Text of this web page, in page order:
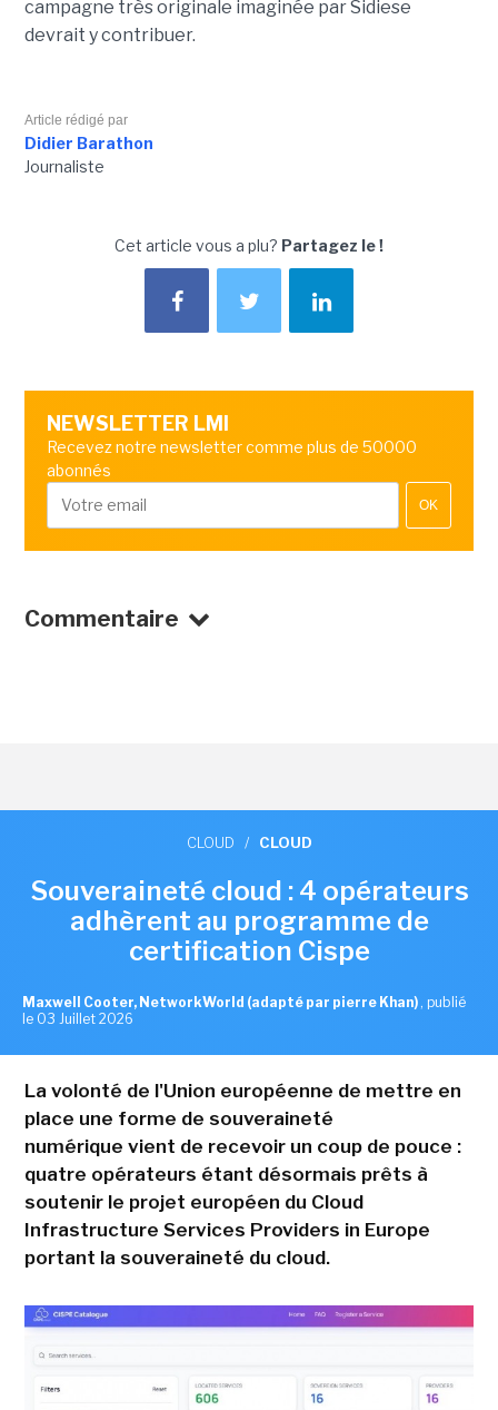
campagne très originale imaginée par Sidiese
devrait y contribuer.
Article rédigé par
Didier Barathon
Journaliste
Cet article vous a plu? Partagez le !
NEWSLETTER LMI
Recevez notre newsletter comme plus de 50000
abonnés
OK
Commentaire
CLOUD / CLOUD
Souveraineté cloud : 4 opérateurs
adhèrent au programme de
certification Cispe
Maxwell Cooter, NetworkWorld (adapté par pierre Khan) , publié
le 03 Juillet 2026
La volonté de l'Union européenne de mettre en
place une forme de souveraineté
numérique vient de recevoir un coup de pouce :
quatre opérateurs étant désormais prêts à
soutenir le projet européen du Cloud
Infrastructure Services Providers in Europe
portant la souveraineté du cloud.